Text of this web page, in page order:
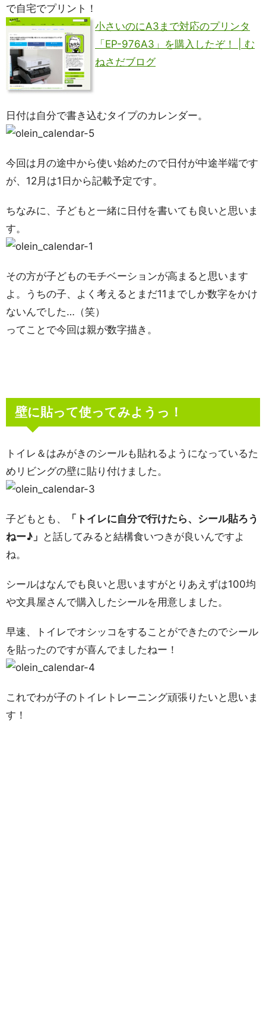
で自宅でプリント！
小さいのにA3まで対応のプリンタ
「EP-976A3」を購入したぞ！ | む
ねさだブログ
日付は自分で書き込むタイプのカレンダー。
今回は月の途中から使い始めたので日付が中途半端です
が、12月は1日から記載予定です。
ちなみに、子どもと一緒に日付を書いても良いと思いま
す。
その方が子どものモチベーションが高まると思います
よ。うちの子、よく考えるとまだ11までしか数字をかけ
ないんでした…（笑）
ってことで今回は親が数字描き。
壁に貼って使ってみようっ！
トイレ＆はみがきのシールも貼れるようになっているた
めリビングの壁に貼り付けました。
子どもとも、
「トイレに自分で行けたら、シール貼ろう
ねー♪」 と話してみると結構食いつきが良いんですよ
ね。
シールはなんでも良いと思いますがとりあえずは100均
や文具屋さんで購入したシールを用意しました。
早速、トイレでオシッコをすることができたのでシール
を貼ったのですが喜んでましたねー！
これでわが子のトイレトレーニング頑張りたいと思いま
す！